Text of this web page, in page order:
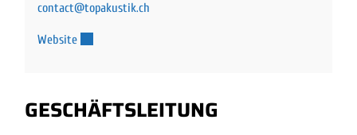
contact@topakustik.ch
WebsiteExterner Link wird in einem neuen Fenster geöffnet.
GESCHÄFTSLEITUNG